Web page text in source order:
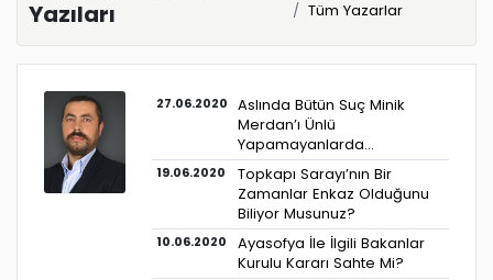
Yazıları
Tüm Yazarlar
27.06.2020
Aslında Bütün Suç Minik
Merdan’ı Ünlü
Yapamayanlarda…
19.06.2020
Topkapı Sarayı’nın Bir
Zamanlar Enkaz Olduğunu
Biliyor Musunuz?
10.06.2020
Ayasofya İle İlgili Bakanlar
Kurulu Kararı Sahte Mi?